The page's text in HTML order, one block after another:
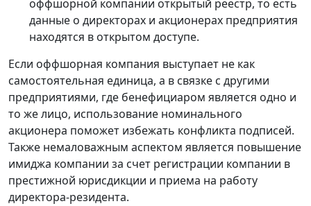
оффшорной компании открытый реестр, то есть
данные о директорах и акционерах предприятия
находятся в открытом доступе.
Если оффшорная компания выступает не как
самостоятельная единица, а в связке с другими
предприятиями, где бенефициаром является одно и
то же лицо, использование номинального
акционера поможет избежать конфликта подписей.
Также немаловажным аспектом является повышение
имиджа компании за счет регистрации компании в
престижной юрисдикции и приема на работу
директора-резидента.